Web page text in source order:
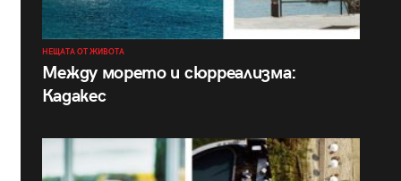
НЕЩАТА ОТ ЖИВОТА
Между морето и сюрреализма:
Кадакес